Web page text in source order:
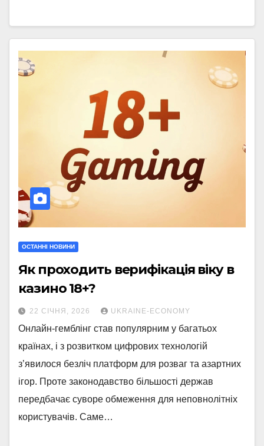
ОСТАННІ НОВИНИ
Як проходить верифікація віку в
казино 18+?
22 СІЧНЯ, 2026 UKRAINE-ECONOMY
Онлайн-гемблінг став популярним у багатьох
країнах, і з розвитком цифрових технологій
з’явилося безліч платформ для розваг та азартних
ігор. Проте законодавство більшості держав
передбачає суворе обмеження для неповнолітніх
користувачів. Саме…